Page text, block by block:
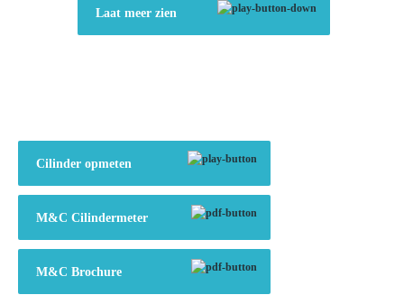
Laat meer zien
Cilinder opmeten
M&C Cilindermeter
M&C Brochure